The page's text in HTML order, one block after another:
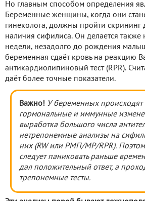
Но главным способом определения
Беременные женщины, когда они
гинеколога, должны пройти скрининг
наличия сифилиса. Он делается также
недели, незадолго до рождения
беременная сдаёт кровь на реакцию
антикардиолипиновый тест (RPR).
даёт более точные показатели.
Важно! У беременных происходят
гормональные и иммунные
выработка большого числа
нетрепонемные анализы на
них (RW или РМП/МР/RPR).
следует паниковать раньше
дал положительный ответ, а
трепонемные тесты.